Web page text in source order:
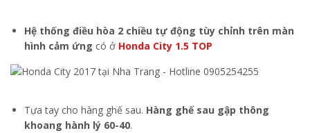
Hệ thống điều hòa 2 chiều tự động tùy chỉnh trên màn
hình cảm ứng có ở Honda City 1.5 TOP
Tựa tay cho hàng ghế sau. Hàng ghế sau gập thông
khoang hành lý 60-40.